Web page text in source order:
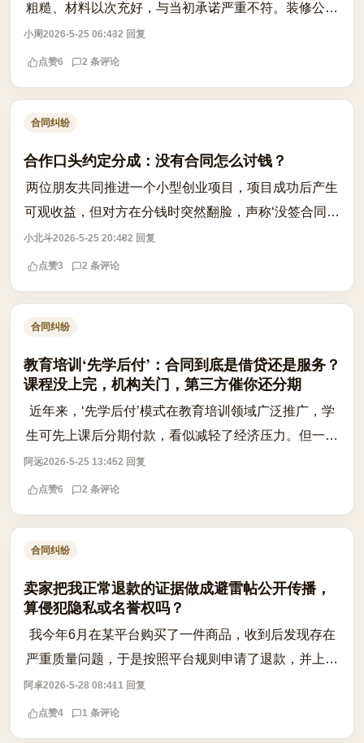
粗糙、材料以次充好，与当初承诺严重不符。装修公司
以‘合同未履行完毕’为由拒绝退款，甚至要求继续施
工。此时业主是否可以单方解除合同？能...
小周2026-5-25 06:432 回复
点赞6 2 条评论
合同纠纷
合作口头约定分成：没有合同怎么讨钱？
两位朋友共同推进一个小型创业项目，项目成功后产生
可观收益，但对方在分钱时突然翻脸，声称‘没签合同你
一分钱也别想拿’。这种情况下，真的就束手无策了吗？
答案是否定的。即便没有书面合同，...
小北斗2026-5-25 20:482 回复
点赞3 2 条评论
合同纠纷
教育培训‘先学后付’：合同到底是借贷还是服务？
课程没上完，机构关门，第三方催你还分期
近年来，‘先学后付’模式在教育培训领域广泛推广，学
生可先上课后分期付款，看似减轻了经济压力。但一旦
机构突然停业、跑路，学员不仅课程无法继续，还可能
收到第三方催收公司发来的还款通知，...
阿远2026-5-25 13:452 回复
点赞6 2 条评论
合同纠纷
卖家把我正常退款的证据做成避雷帖公开传播，
算侵犯隐私或名誉权吗？
我今年6月在某平台购买了一件商品，收到后发现存在
严重质量问题，于是按照平台规则申请了退款，并上传
了开箱照片和问题描述作为凭证。当时我完全出于维护
自身权益的目的，以为这只是平台内部审...
阿卓2026-5-28 08:411 回复
点赞4 1 条评论